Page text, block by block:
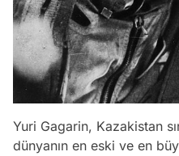
Yuri Gagarin, Kazakistan
dünyanın en eski ve en